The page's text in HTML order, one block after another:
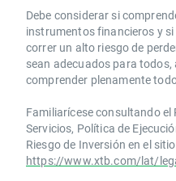
Debe considerar si
instrumentos financieros y
correr un alto riesgo de
sean adecuados para todos,
comprender plenamente
Familiarícese consultando
Servicios, Política de
Riesgo de Inversión en el
https://www.xtb.com/lat/